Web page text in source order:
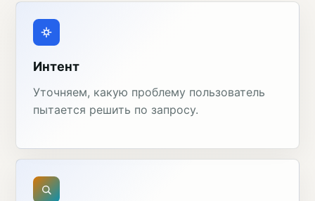
Интент
Уточняем, какую проблему пользователь
пытается решить по запросу.